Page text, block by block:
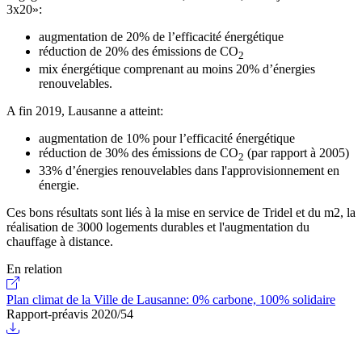
3x20»:
augmentation de 20% de l’efficacité énergétique
réduction de 20% des émissions de CO2
mix énergétique comprenant au moins 20% d’énergies
renouvelables.
A fin 2019, Lausanne a atteint:
augmentation de 10% pour l’efficacité énergétique
réduction de 30% des émissions de CO2 (par rapport à 2005)
33% d’énergies renouvelables dans l'approvisionnement en
énergie.
Ces bons résultats sont liés à la mise en service de Tridel et du m2, la
réalisation de 3000 logements durables et l'augmentation du
chauffage à distance.
En relation
Plan climat de la Ville de Lausanne: 0% carbone, 100% solidaire
Rapport-préavis 2020/54